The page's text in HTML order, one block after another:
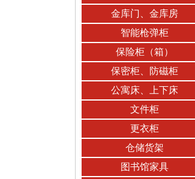
金库门、金库房
智能枪弹柜
保险柜（箱）
保密柜、防磁柜
公寓床、上下床
文件柜
更衣柜
仓储货架
图书馆家具